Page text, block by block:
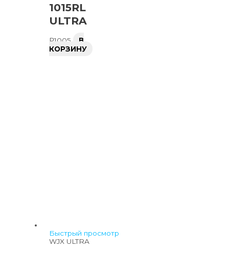
1015RL
ULTRA
₽1005
В
КОРЗИНУ
Быстрый просмотр
WJX ULTRA